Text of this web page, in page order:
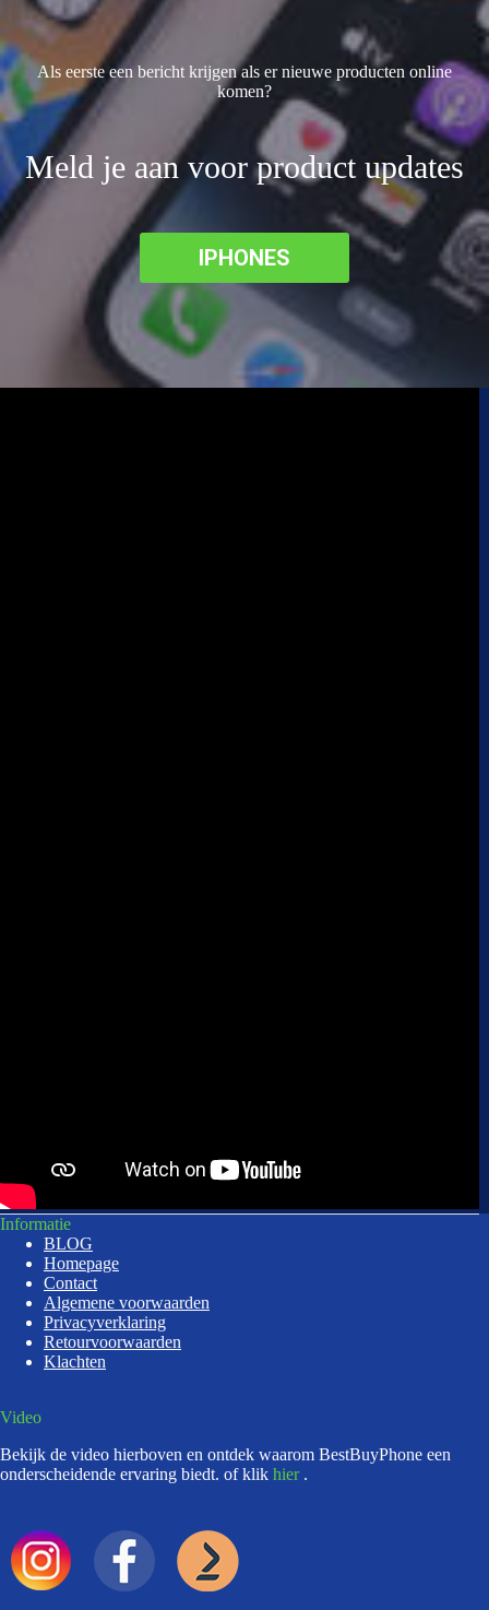
Als eerste een bericht krijgen als er nieuwe producten online
komen?
Meld je aan voor product updates
IPHONES
Informatie
BLOG
Homepage
Contact
Algemene voorwaarden
Privacyverklaring
Retourvoorwaarden
Klachten
Video
Bekijk de video hierboven en ontdek waarom BestBuyPhone een
onderscheidende ervaring biedt. of klik hier .